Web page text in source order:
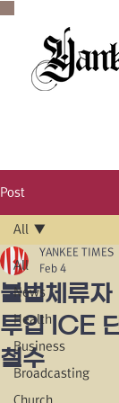
Post
All
News
Health
Business
Broadcasting
All
불법체류자
투입 ICE
철수
YANKEE TIMES
Feb 4